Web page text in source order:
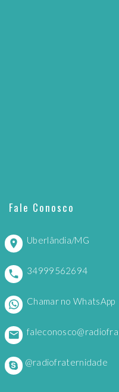
Fale Conosco
Uberlândia/MG
34999562694
Chamar no WhatsApp
@radiofraternidade